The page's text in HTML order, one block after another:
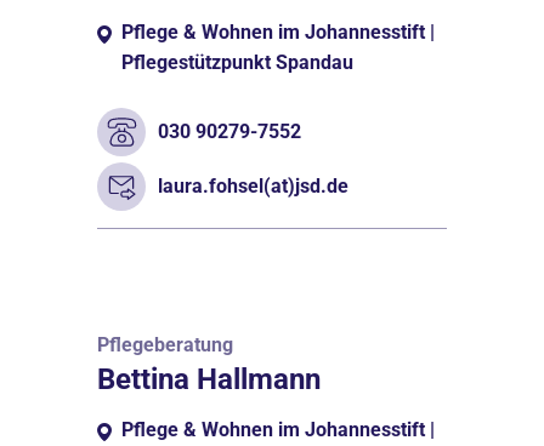
Pflege & Wohnen im Johannesstift |
Pflegestützpunkt Spandau
030 90279-7552
laura.fohsel(at)jsd.de
Pflegeberatung
Bettina Hallmann
Pflege & Wohnen im Johannesstift |